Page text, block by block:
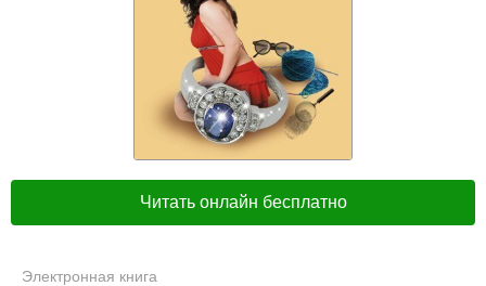
Читать онлайн бесплатно
Электронная книга